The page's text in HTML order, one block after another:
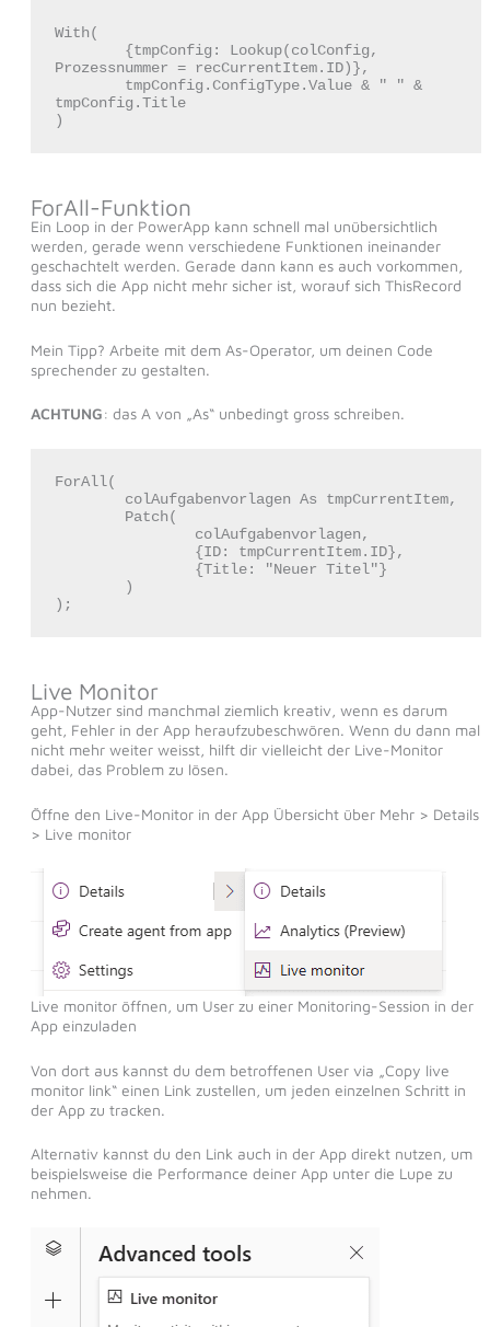
With(
Prozessnummer = recCurrentItem.ID)},
tmpConfig.Title
)
ForAll-Funktion
Ein Loop in der PowerApp kann schnell mal unübersichtlich
werden, gerade wenn verschiedene Funktionen ineinander
geschachtelt werden. Gerade dann kann es auch vorkommen,
dass sich die App nicht mehr sicher ist, worauf sich ThisRecord
nun bezieht.
Mein Tipp? Arbeite mit dem As-Operator, um deinen Code
sprechender zu gestalten.
ACHTUNG: das A von „As“ unbedingt gross schreiben.
ForAll(
);
Live Monitor
App-Nutzer sind manchmal ziemlich kreativ, wenn es darum
geht, Fehler in der App heraufzubeschwören. Wenn du dann mal
nicht mehr weiter weisst, hilft dir vielleicht der Live-Monitor
dabei, das Problem zu lösen.
Öffne den Live-Monitor in der App Übersicht über Mehr > Details
> Live monitor
Live monitor öffnen, um User zu einer Monitoring-Session in der
App einzuladen
Von dort aus kannst du dem betroffenen User via „Copy live
monitor link“ einen Link zustellen, um jeden einzelnen Schritt in
der App zu tracken.
Alternativ kannst du den Link auch in der App direkt nutzen, um
beispielsweise die Performance deiner App unter die Lupe zu
nehmen.